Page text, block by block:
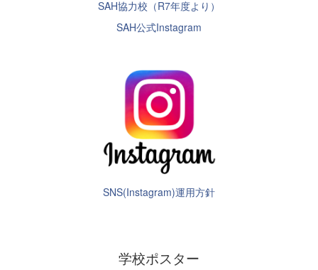
SAH協力校（R7年度より）
SAH公式Instagram
SNS(Instagram)運用方針
学校ポスター